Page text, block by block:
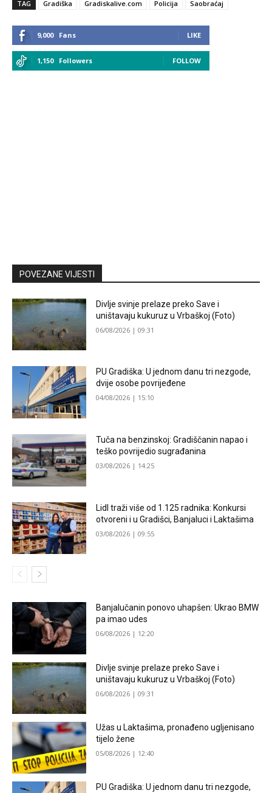
TAG Gradiška Gradiskalive.com Policija Saobraćaj
9,000 Fans LIKE
1,150 Followers FOLLOW
POVEZANE VIJESTI
Divlje svinje prelaze preko Save i
uništavaju kukuruz u Vrbaškoj (Foto)
06/08/2026 | 09:31
PU Gradiška: U jednom danu tri nezgode,
dvije osobe povrijeđene
04/08/2026 | 15:10
Tuča na benzinskoj: Gradiščanin napao i
teško povrijedio sugrađanina
03/08/2026 | 14:25
Lidl traži više od 1.125 radnika: Konkursi
otvoreni i u Gradišci, Banjaluci i Laktašima
03/08/2026 | 09:55
Banjalučanin ponovo uhapšen: Ukrao BMW
pa imao udes
06/08/2026 | 12:20
Divlje svinje prelaze preko Save i
uništavaju kukuruz u Vrbaškoj (Foto)
06/08/2026 | 09:31
Užas u Laktašima, pronađeno ugljenisano
tijelo žene
05/08/2026 | 12:40
PU Gradiška: U jednom danu tri nezgode,